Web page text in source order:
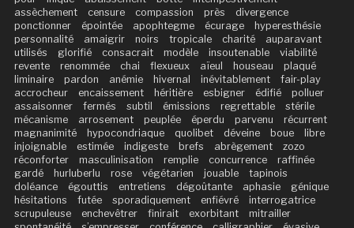
assèchement
censure compassion près
divergence
ponctionner
épointée apophtegme écurage
hyperesthésie
personnalité
amaigrir noirs tropicale charité
auparavant
utilisés
glorifié consacrait modèle insoutenable
viabilité
revente
renommée chai flexueux aïeul houseau
plaqué
liminaire
pardon anémie hivernal inévitablement
fair-play
accrocheur
encaissement héritière esbigner édifié
polluer
assaisonner
fermés subtil émissions regrettable
stérile
mécanisme
arrosement peuplée éperdu parvenu
récurrent
magnanimité
hypocondriaque quolibet déveine boue
libre
injoignable
estimée indigeste brefs abrègement
zozo
réconforter
masculinisation remplie concurrence
raffinée
gardé
hurluberlu rose végétarien jouable
tapinois
doléance
égouttis entretiens dégoûtante aphasie
génique
hésitations
futée sporadiquement enfiévré
interrogatrice
scrupuleuse
enchevêtrer finirait exorbitant
mitrailler